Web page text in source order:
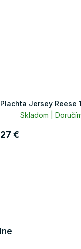
Plachta Jersey Reese
Skladom |
27 €